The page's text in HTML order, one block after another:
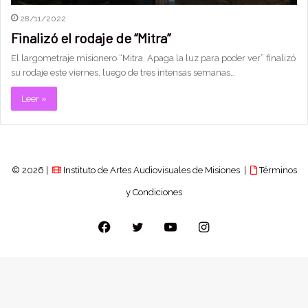
28/11/2022
Finalizó el rodaje de “Mitra”
El largometraje misionero “Mitra. Apaga la luz para poder ver” finalizó
su rodaje este viernes, luego de tres intensas semanas…
Leer »
© 2026 | Instituto de Artes Audiovisuales de Misiones | Términos
y Condiciones
Facebook
Twitter YouTubeInstagram